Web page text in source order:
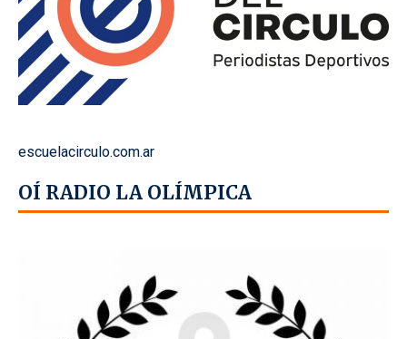
escuelacirculo.com.ar
OÍ RADIO LA OLÍMPICA